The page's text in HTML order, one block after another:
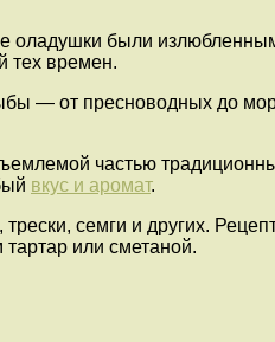
оладушки были
тех времен.
— от пресноводных до
частью
вкус и аромат.
семги и других.
или сметаной.